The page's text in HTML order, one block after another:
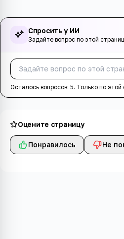
Спросить у ИИ
Задайте вопрос по этой
Осталось вопросов: 5. Только по этой
Оцените страницу
Понравилось Не